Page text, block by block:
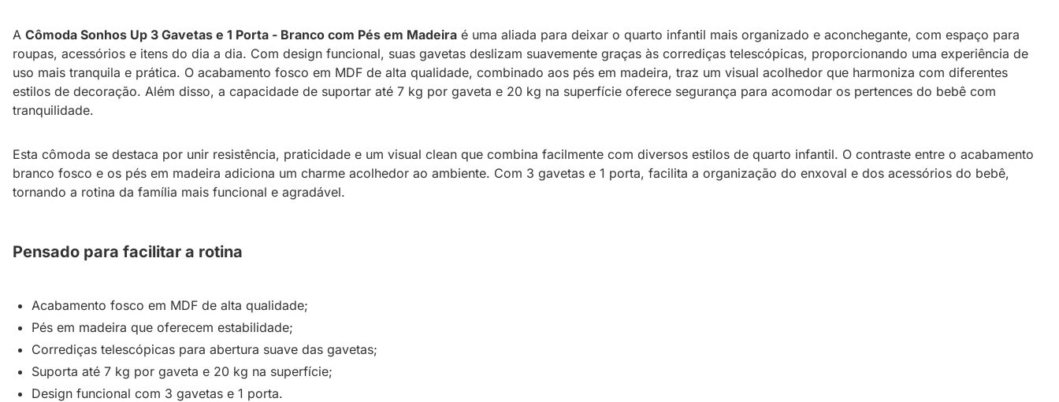
A Cômoda Sonhos Up 3 Gavetas e 1 Porta - Branco com Pés em Madeira é uma aliada para deixar o quarto infantil mais organizado e aconchegante, com espaço para
roupas, acessórios e itens do dia a dia. Com design funcional, suas gavetas deslizam suavemente graças às corrediças telescópicas, proporcionando uma experiência de
uso mais tranquila e prática. O acabamento fosco em MDF de alta qualidade, combinado aos pés em madeira, traz um visual acolhedor que harmoniza com diferentes
estilos de decoração. Além disso, a capacidade de suportar até 7 kg por gaveta e 20 kg na superfície oferece segurança para acomodar os pertences do bebê com
tranquilidade.
Esta cômoda se destaca por unir resistência, praticidade e um visual clean que combina facilmente com diversos estilos de quarto infantil. O contraste entre o acabamento
branco fosco e os pés em madeira adiciona um charme acolhedor ao ambiente. Com 3 gavetas e 1 porta, facilita a organização do enxoval e dos acessórios do bebê,
tornando a rotina da família mais funcional e agradável.
Pensado para facilitar a rotina
Acabamento fosco em MDF de alta qualidade;
Pés em madeira que oferecem estabilidade;
Corrediças telescópicas para abertura suave das gavetas;
Suporta até 7 kg por gaveta e 20 kg na superfície;
Design funcional com 3 gavetas e 1 porta.